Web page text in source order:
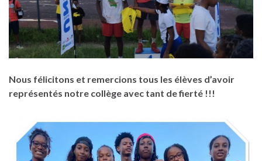
Nous félicitons et remercions tous les élèves d’avoir
représentés notre collège avec tant de fierté !!!